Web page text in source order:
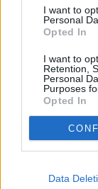
I want to
Personal
Opted In
I want to
Retention,
Personal
Purposes
Opted In
Data
E-